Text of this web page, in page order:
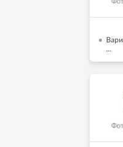
...